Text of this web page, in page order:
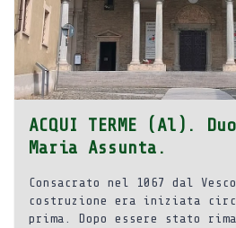
ACQUI TERME (Al).
Maria Assunta.
Consacrato nel 1067 dal
costruzione era iniziata
prima. Dopo essere stato